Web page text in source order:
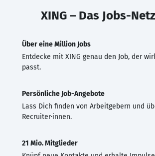
XING – Das Jobs-
Über eine Million Jobs
Entdecke mit XING genau den Job, der
passt.
Persönliche Job-Angebote
Lass Dich finden von Arbeitgebern und
Recruiter·innen.
21 Mio. Mitglieder